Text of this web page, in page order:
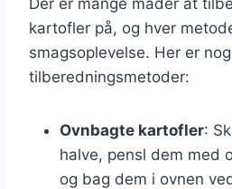
kartofler på, og hver
smagsoplevelse. Her er
tilberedningsmetoder:
Ovnbagte kartofler:
halve, pensl dem med
og bag dem i ovnen